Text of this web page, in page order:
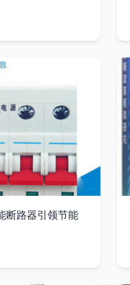
断路器引领节能